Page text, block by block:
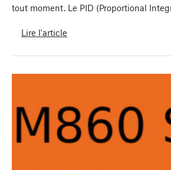
tout moment. Le PID (Proportional
Lire l'article